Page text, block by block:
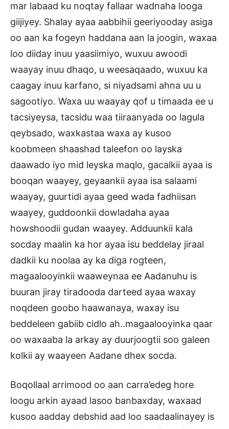
mar labaad ku noqtay fallaar wadnaha looga
giijiyey. Shalay ayaa aabbihii geeriyooday asiga
oo aan ka fogeyn haddana aan la joogin, waxaa
loo diiday inuu yaasiimiyo, wuxuu awoodi
waayay inuu dhaqo, u weesaqaado, wuxuu ka
caagay inuu karfano, si niyadsami ahna uu u
sagootiyo. Waxa uu waayay qof u timaada ee u
tacsiyeysa, tacsidu waa tiiraanyada oo lagula
qeybsado, waxkastaa waxa ay kusoo
koobmeen shaashad taleefon oo layska
daawado iyo mid leyska maqlo, gacalkii ayaa is
booqan waayey, geyaankii ayaa isa salaami
waayay, guurtidi ayaa geed wada fadhiisan
waayey, guddoonkii dowladaha ayaa
howshoodii gudan waayey. Adduunkii kala
socday maalin ka hor ayaa isu beddelay jiraal
dadkii ku noolaa ay ka diga rogteen,
magaalooyinkii waaweynaa ee Aadanuhu is
buuran jiray tiradooda darteed ayaa waxay
noqdeen goobo haawanaya, waxay isu
beddeleen gabiib cidlo ah..magaalooyinka qaar
oo waxaaba la arkay ay duurjoogtii soo galeen
kolkii ay waayeen Aadane dhex socda.
Boqollaal arrimood oo aan carra’edeg hore
loogu arkin ayaad lasoo banbaxday, waxaad
kusoo aadday debshid aad loo saadaalinayey is